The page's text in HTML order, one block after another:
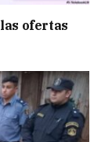
ofertas